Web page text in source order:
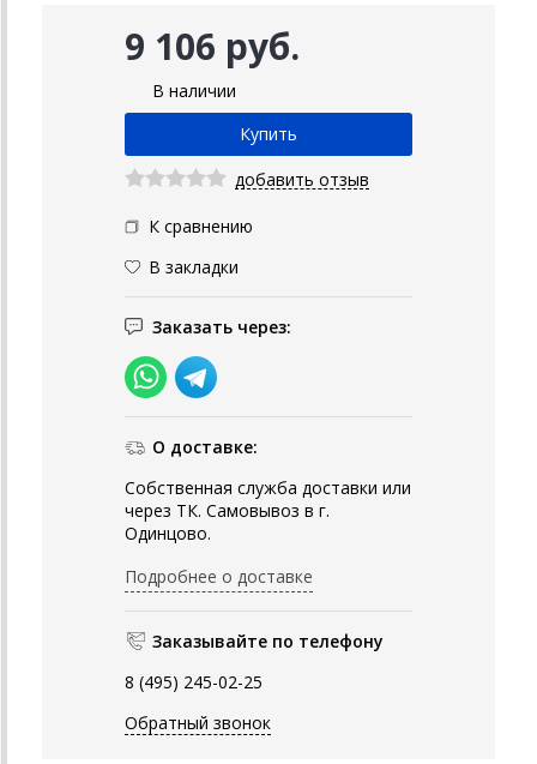
9 106 руб.
В наличии
добавить отзыв
К сравнению
В закладки
Заказать через:
О доставке:
Собственная служба доставки или
через ТК. Самовывоз в г.
Одинцово.
Подробнее о доставке
Заказывайте по телефону
8 (495) 245-02-25
Обратный звонок